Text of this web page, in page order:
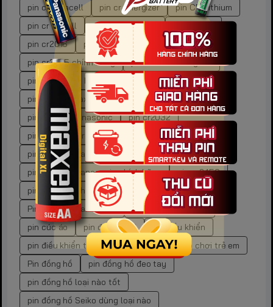
pin cr duracell pin cr energizer
pin CR Lithium
pin cr maxell
pin cr panasonic
pin cr2016
pin cr2023
Pin CR2025
pin cr2025 chính hãng
pin cr2025 energizer
pin cr2025 gp battery
pin cr2025 lithium
pin cr2025 maxell
pin cr2025 nation power
pin cr2025 panasonic
pin cr2032
pin cr2032 duracell
pin cr2032 maxell
pin CR2032 Panasonic
pin CR2032 Panasonic chính hãng
pin cr2450
pin CR2450 chính hãng
pin CR2450 Maxell
Pin CR2450 Panasonic
pin cửa thông minh
pin cúc áo
pin điện thoại
pin điều khiển
pin điều khiển tivi
pin đồ chơi
pin đồ chơi trẻ em
Pin đồng hồ
pin đồng hồ đeo tay
pin đồng hồ loại nào tốt
pin đồng hồ Seiko dùng loại nào